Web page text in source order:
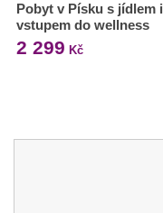
Pobyt v Písku s jídlem i
vstupem do wellness
2 299 Kč